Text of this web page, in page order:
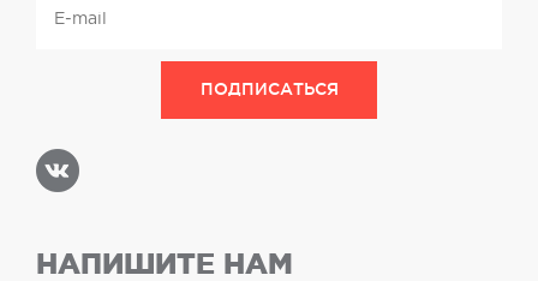
НАПИШИТЕ НАМ